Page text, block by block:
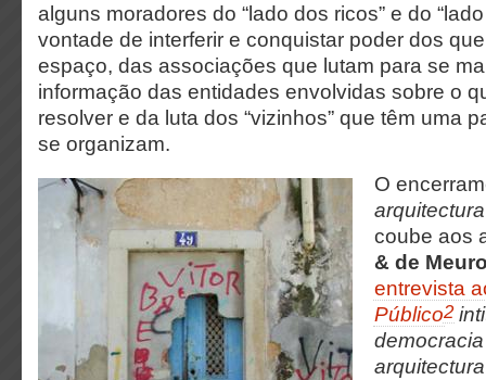
alguns moradores do “lado dos ricos” e do
vontade de interferir e conquistar poder dos
espaço, das associações que lutam para se
informação das entidades envolvidas sobre o
resolver e da luta dos “vizinhos” que têm uma
se organizam.
O
coube aos
& de
entrevista
Público2
arquitectura